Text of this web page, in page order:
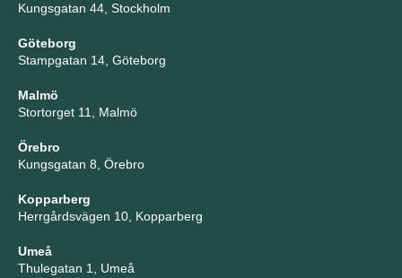
Kungsgatan 44, Stockholm
Göteborg
Stampgatan 14, Göteborg
Malmö
Stortorget 11, Malmö
Örebro
Kungsgatan 8, Örebro
Kopparberg
Herrgårdsvägen 10, Kopparberg
Umeå
Thulegatan 1, Umeå